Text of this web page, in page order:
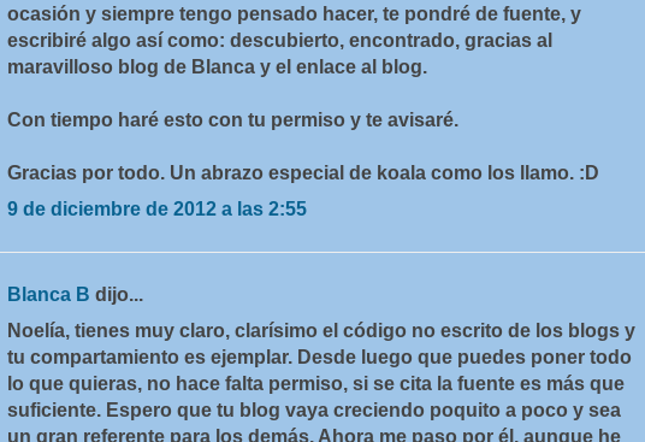
ocasión y siempre tengo pensado hacer, te pondré de fuente, y
escribiré algo así como: descubierto, encontrado, gracias al
maravilloso blog de Blanca y el enlace al blog.
Con tiempo haré esto con tu permiso y te avisaré.
Gracias por todo. Un abrazo especial de koala como los llamo. :D
9 de diciembre de 2012 a las 2:55
Blanca B dijo...
Noelía, tienes muy claro, clarísimo el código no escrito de los blogs y
tu compartamiento es ejemplar. Desde luego que puedes poner todo
lo que quieras, no hace falta permiso, si se cita la fuente es más que
suficiente. Espero que tu blog vaya creciendo poquito a poco y sea
un gran referente para los demás. Ahora me paso por él, aunque he